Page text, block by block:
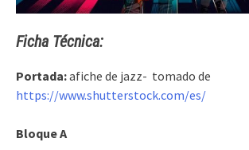
Ficha Técnica:
Portada:afiche de jazz- tomado de
https://www.shutterstock.com/es/
Bloque A